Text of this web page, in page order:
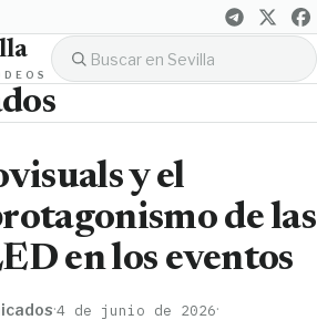
y el
de las
en los eventos
·4 de junio de 2026·